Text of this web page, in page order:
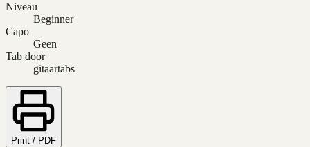
Niveau
Beginner
Capo
Geen
Tab door
gitaartabs
Print / PDF